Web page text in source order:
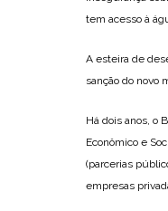
tem acesso à
A esteira de
sanção do novo
Há dois anos, o
Econômico e
(parcerias
empresas